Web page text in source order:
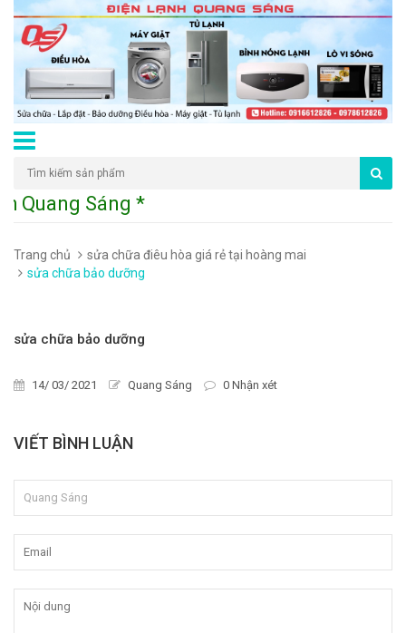
Quang Sáng * 226 Đường Hoàng Mai -
Trang chủ
sửa chữa điêu hòa giá rẻ tại hoàng mai
sửa chữa bảo dưỡng
sửa chữa bảo dưỡng
14/ 03/ 2021 Quang Sáng 0 Nhận xét
VIẾT BÌNH LUẬN